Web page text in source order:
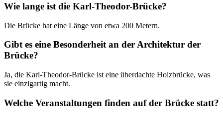
Wie lange ist die Karl-Theodor-Brücke?
Die Brücke hat eine Länge von etwa 200 Metern.
Gibt es eine Besonderheit an der Architektur der
Brücke?
Ja, die Karl-Theodor-Brücke ist eine überdachte Holzbrücke, was
sie einzigartig macht.
Welche Veranstaltungen finden auf der Brücke statt?